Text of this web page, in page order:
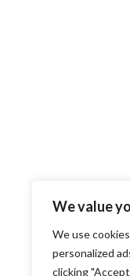
We value
We use
personalized
clicking